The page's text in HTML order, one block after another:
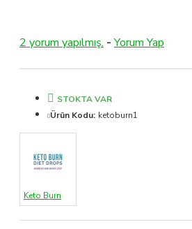
2 yorum yapılmış. - Yorum Yap
STOKTA VAR
Ürün Kodu: ketoburn1
Keto Burn